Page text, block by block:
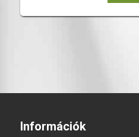
Információk